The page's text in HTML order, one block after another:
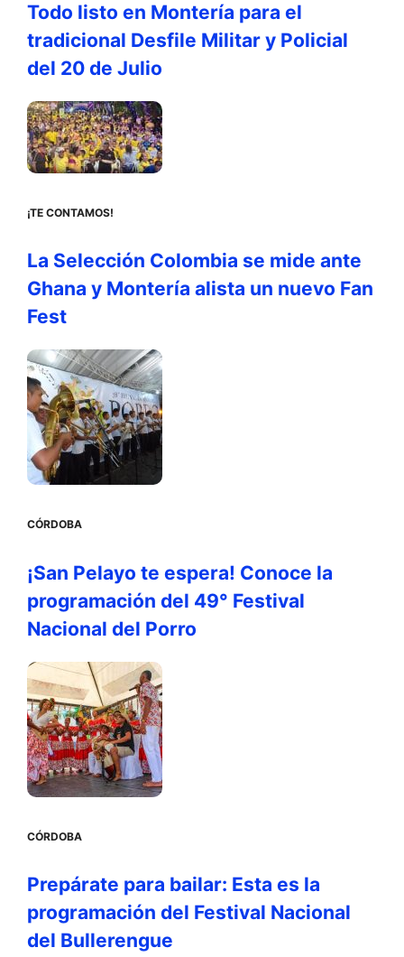
Todo listo en Montería para el
tradicional Desfile Militar y Policial
del 20 de Julio
¡TE CONTAMOS!
La Selección Colombia se mide ante
Ghana y Montería alista un nuevo Fan
Fest
CÓRDOBA
¡San Pelayo te espera! Conoce la
programación del 49° Festival
Nacional del Porro
CÓRDOBA
Prepárate para bailar: Esta es la
programación del Festival Nacional
del Bullerengue